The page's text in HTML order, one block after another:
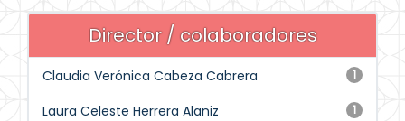
Director / colaboradores
1
Claudia Verónica Cabeza Cabrera
1
Laura Celeste Herrera Alaniz